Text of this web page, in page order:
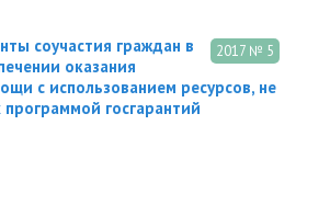
2017 № 5
соучастия граждан в
оказания
с использованием ресурсов, не
госгарантий